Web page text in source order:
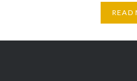
READ